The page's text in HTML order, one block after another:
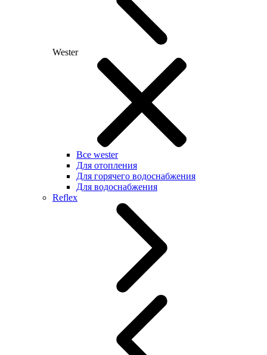
Wester
Все wester
Для отопления
Для горячего водоснабжения
Для водоснабжения
Reflex